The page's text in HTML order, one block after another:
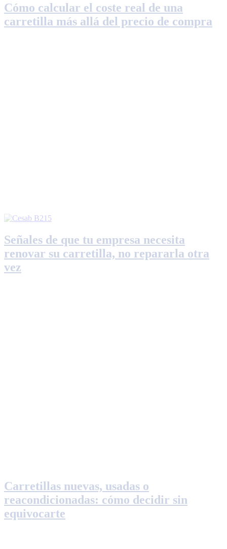
Cómo calcular el coste real de una
carretilla más allá del precio de compra
Señales de que tu empresa necesita
renovar su carretilla, no repararla otra
vez
Carretillas nuevas, usadas o
reacondicionadas: cómo decidir sin
equivocarte